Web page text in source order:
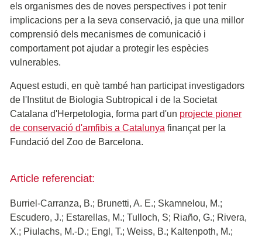
els organismes des de noves perspectives i pot tenir
implicacions per a la seva conservació, ja que una millor
comprensió dels mecanismes de comunicació i
comportament pot ajudar a protegir les espècies
vulnerables.
Aquest estudi, en què també han participat investigadors
de l'Institut de Biologia Subtropical i de la Societat
Catalana d'Herpetologia, forma part d'un projecte pioner
de conservació d'amfibis a Catalunya finançat per la
Fundació del Zoo de Barcelona.
Article referenciat:
Burriel-Carranza, B.; Brunetti, A. E.; Skamnelou, M.;
Escudero, J.; Estarellas, M.; Tulloch, S; Riaño, G.; Rivera,
X.; Piulachs, M.-D.; Engl, T.; Weiss, B.; Kaltenpoth, M.;